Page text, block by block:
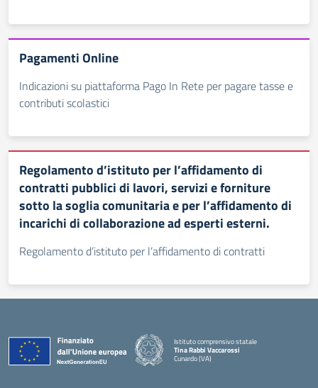
Pagamenti Online
Indicazioni su piattaforma Pago In Rete per pagare tasse e
contributi scolastici
Regolamento d’istituto per l’affidamento di
contratti pubblici di lavori, servizi e forniture
sotto la soglia comunitaria e per l’affidamento di
incarichi di collaborazione ad esperti esterni.
Regolamento d’istituto per l’affidamento di contratti
Istituto comprensivo statale
Tina Rabbi Vaccarossi
Cunardo (VA)